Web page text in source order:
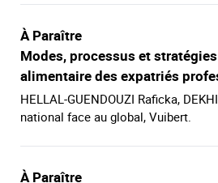
À Paraître
Modes, processus et
alimentaire des expatriés
HELLAL-GUENDOUZI Raficka,
national face au global, Vuibert.
À Paraître